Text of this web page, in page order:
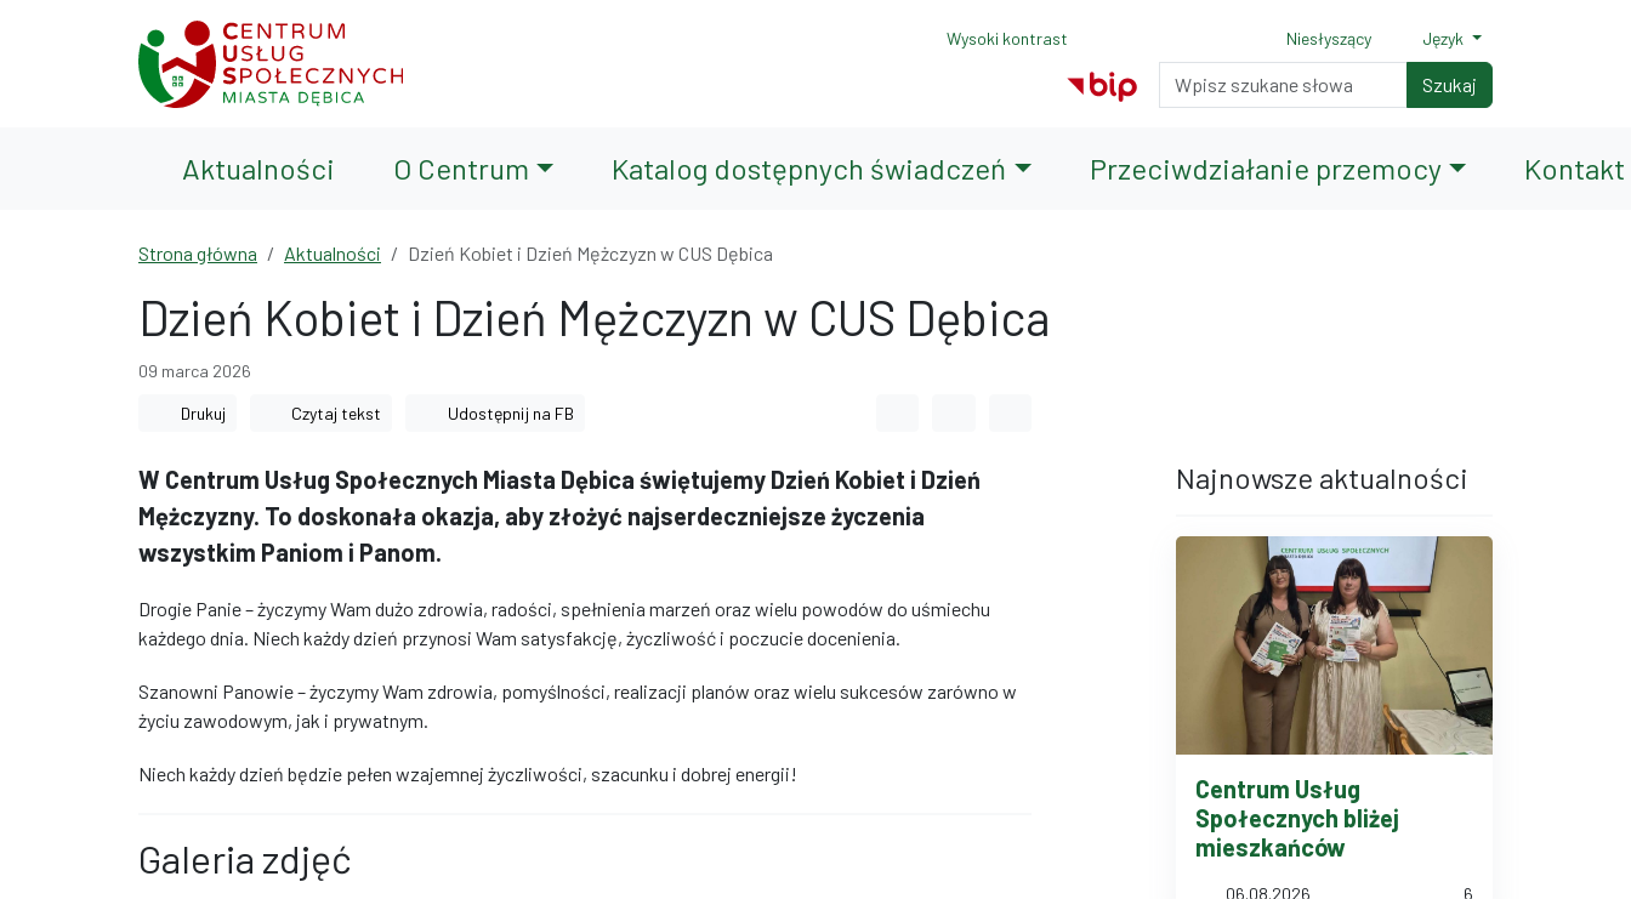
Przejdź do wyszukiwarki
Wysoki kontrast
Normalny rozmiar czcionki
Rozmiar czcionki 150%
Rozmiar czcionki 200%
Niesłyszący Język
Wyszukiwarka Szukaj
Aktualności O Centrum Katalog dostępnych świadczeń Przeciwdziałanie przemocy Kontakt
Strona główna Aktualności Dzień Kobiet i Dzień Mężczyzn w CUS Dębica
Dzień Kobiet i Dzień Mężczyzn w CUS Dębica
09 marca 2026
Drukuj Czytaj tekst Udostępnij na FB
W Centrum Usług Społecznych Miasta Dębica świętujemy Dzień Kobiet i Dzień
Mężczyzny. To doskonała okazja, aby złożyć najserdeczniejsze życzenia
wszystkim Paniom i Panom.
Drogie Panie – życzymy Wam dużo zdrowia, radości, spełnienia marzeń oraz wielu powodów do uśmiechu
każdego dnia. Niech każdy dzień przynosi Wam satysfakcję, życzliwość i poczucie docenienia.
Szanowni Panowie – życzymy Wam zdrowia, pomyślności, realizacji planów oraz wielu sukcesów zarówno w
życiu zawodowym, jak i prywatnym.
Niech każdy dzień będzie pełen wzajemnej życzliwości, szacunku i dobrej energii!
Galeria zdjęć
Najnowsze aktualności
Centrum Usług
Społecznych bliżej
mieszkańców
06.08.2026 6